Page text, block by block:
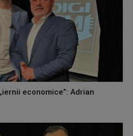
economice”: Adrian